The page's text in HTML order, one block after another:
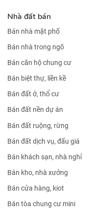
Nhà đất bán
Bán nhà mặt phố
Bán nhà trong ngõ
Bán căn hộ chung cư
Bán biệt thự, liền kề
Bán đất ở, thổ cư
Bán đất nền dự án
Bán đất ruộng, rừng
Bán đất dịch vụ, đấu giá
Bán khách sạn, nhà nghỉ
Bán kho, nhà xưởng
Bán cửa hàng, kiot
Bán tòa chung cư mini